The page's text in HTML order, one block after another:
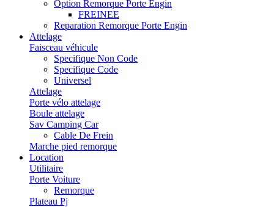
Option Remorque Porte Engin
FREINEE
Reparation Remorque Porte Engin
Attelage
Faisceau véhicule
Specifique Non Code
Specifique Code
Universel
Attelage
Porte vélo attelage
Boule attelage
Sav Camping Car
Cable De Frein
Marche pied remorque
Location
Utilitaire
Porte Voiture
Remorque
Plateau Pj